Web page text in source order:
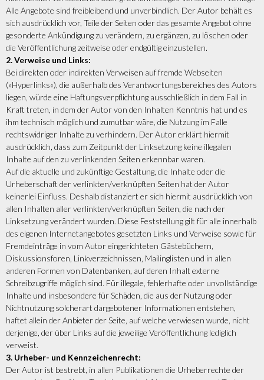
Alle Angebote sind freibleibend und unverbindlich. Der Autor behält es
sich ausdrücklich vor, Teile der Seiten oder das gesamte Angebot ohne
gesonderte Ankündigung zu verändern, zu ergänzen, zu löschen oder
die Veröffentlichung zeitweise oder endgültig einzustellen.
2. Verweise und Links:
Bei direkten oder indirekten Verweisen auf fremde Webseiten
(»Hyperlinks«), die außerhalb des Verantwortungsbereiches des Autors
liegen, würde eine Haftungsverpflichtung ausschließlich in dem Fall in
Kraft treten, in dem der Autor von den Inhalten Kenntnis hat und es
ihm technisch möglich und zumutbar wäre, die Nutzung im Falle
rechtswidriger Inhalte zu verhindern. Der Autor erklärt hiermit
ausdrücklich, dass zum Zeitpunkt der Linksetzung keine illegalen
Inhalte auf den zu verlinkenden Seiten erkennbar waren.
Auf die aktuelle und zukünftige Gestaltung, die Inhalte oder die
Urheberschaft der verlinkten/verknüpften Seiten hat der Autor
keinerlei Einfluss. Deshalb distanziert er sich hiermit ausdrücklich von
allen Inhalten aller verlinkten/verknüpften Seiten, die nach der
Linksetzung verändert wurden. Diese Feststellung gilt für alle innerhalb
des eigenen Internetangebotes gesetzten Links und Verweise sowie für
Fremdeinträge in vom Autor eingerichteten Gästebüchern,
Diskussionsforen, Linkverzeichnissen, Mailinglisten und in allen
anderen Formen von Datenbanken, auf deren Inhalt externe
Schreibzugriffe möglich sind. Für illegale, fehlerhafte oder unvollständige
Inhalte und insbesondere für Schäden, die aus der Nutzung oder
Nichtnutzung solcherart dargebotener Informationen entstehen,
haftet allein der Anbieter der Seite, auf welche verwiesen wurde, nicht
derjenige, der über Links auf die jeweilige Veröffentlichung lediglich
verweist.
3. Urheber- und Kennzeichenrecht:
Der Autor ist bestrebt, in allen Publikationen die Urheberrechte der